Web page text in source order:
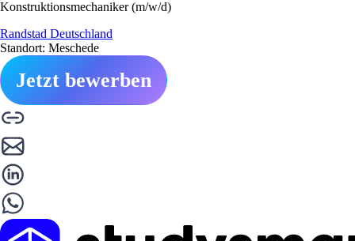
Konstruktionsmechaniker (m/w/d)
Randstad Deutschland
Standort: Meschede
Jetzt bewerben